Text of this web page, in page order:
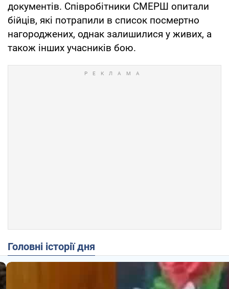
документів. Співробітники СМЕРШ опитали
бійців, які потрапили в список посмертно
нагороджених, однак залишилися у живих, а
також інших учасників бою.
Головні історії дня